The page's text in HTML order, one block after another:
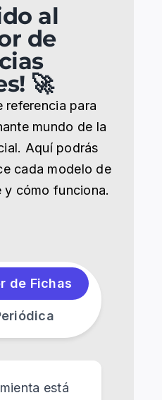
al
de
🚀
referencia para
mundo de la
Aquí podrás
cada modelo de
y cómo funciona.
de Fichas
está